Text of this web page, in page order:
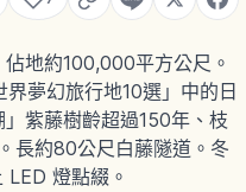
地約100,000平方公尺。
夢幻旅行地10選」中的日
紫藤樹齡超過150年、枝
長約80公尺白藤隧道。冬
燈點綴。